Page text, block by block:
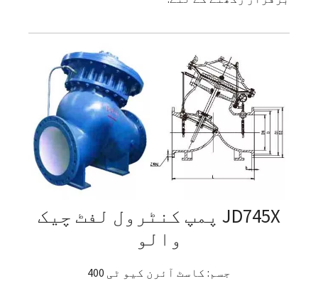
JD745X پمپ کنٹرول لفٹ چیک
والو
جسم: کاسٹ آئرن کیو ٹی 400